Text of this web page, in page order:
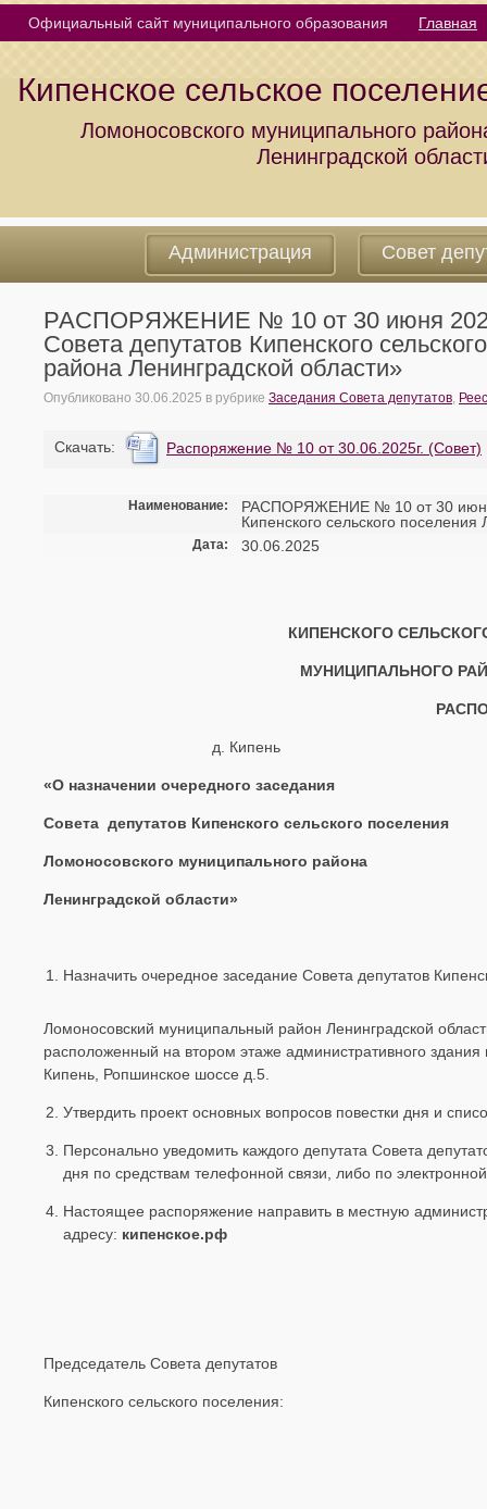
Официальный сайт муниципального образования Главная
Кипенское сельское
Ломоносовского муниципального
Ленинградской
Администрация Совет
РАСПОРЯЖЕНИЕ № 10 от 30 июня 2025
Совета депутатов Кипенского
района Ленинградской области»
Опубликовано 30.06.2025 в рубрике Заседания Совета депутатов,
Cкачать: Распоряжение № 10 от 30.06.2025г. (Совет)
Наименование:
РАСПОРЯЖЕНИЕ № 10 от 30 июня
Кипенского сельского
Дата: 30.06.2025
КИПЕНСКОГО
МУНИЦИПАЛЬНОГО
д. Кипень
«О назначении очередного заседания
Совета депутатов Кипенского сельского поселения
Ломоносовского муниципального района
Ленинградской области»
Назначить очередное заседание Совета депутатов
Ломоносовский муниципальный район Ленинградской
расположенный на втором этаже административного
Кипень, Ропшинское шоссе д.5.
Утвердить проект основных вопросов повестки дня и
Персонально уведомить каждого депутата Совета
дня по средствам телефонной связи, либо по
Настоящее распоряжение направить в местную
адресу: кипенское.рф
Председатель Совета депутатов
Кипенского сельского